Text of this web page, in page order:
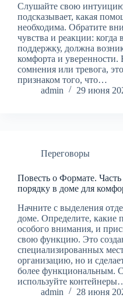
Слушайте свою
подсказывает, какая
необходима. Обратите
чувства и реакции: когда
поддержку, должна
комфорта и уверенности.
сомнения или тревога,
признаком того, что…
admin
29 июня
Переговоры
Повесть о Формате.
порядку в доме для
Начните с выделения
доме. Определите, какие
особого внимания, и
свою функцию. Это
специализированных
организацию, но и
более функциональным.
используйте
admin
28 июня